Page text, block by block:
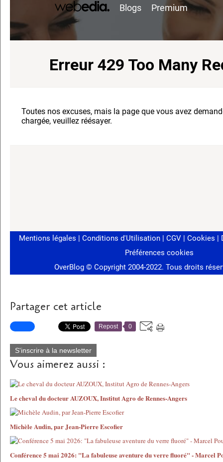
Partager cet article
Repost 0
S'inscrire à la newsletter
Vous aimerez aussi :
Le cheval du docteur AUZOUX, Institut Agro de Rennes-Angers
Michèle Audin, par Jean-Pierre Escofier
Conférence 5 mai 2026: "La fabuleuse aventure du verre fluoré" - Marcel